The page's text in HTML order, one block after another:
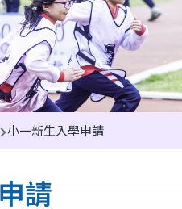
小一新生入學申請
請